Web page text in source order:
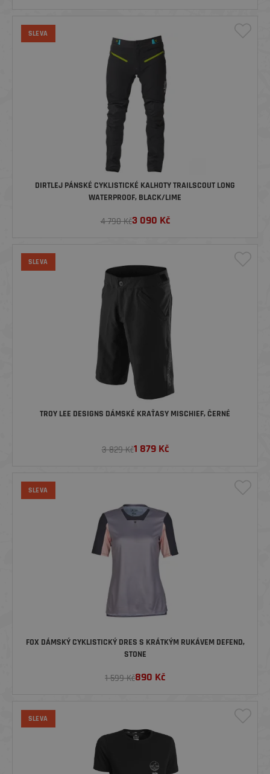
SLEVA
DIRTLEJ PÁNSKÉ CYKLISTICKÉ KALHOTY TRAILSCOUT LONG
WATERPROOF, BLACK/LIME
4 790 Kč3 090 Kč
SLEVA
TROY LEE DESIGNS DÁMSKÉ KRAŤASY MISCHIEF, ČERNÉ
3 829 Kč1 879Kč
SLEVA
FOX DÁMSKÝ CYKLISTICKÝ DRES S KRÁTKÝM RUKÁVEM DEFEND,
STONE
1 599 Kč890 Kč
SLEVA